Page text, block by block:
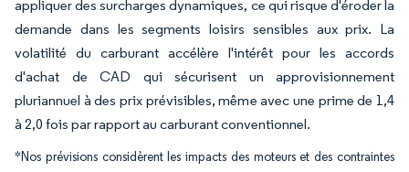
appliquer des surcharges dynamiques, ce qui risque d'éroder la
demande dans les segments loisirs sensibles aux prix. La
volatilité du carburant accélère l'intérêt pour les accords
d'achat de CAD qui sécurisent un approvisionnement
pluriannuel à des prix prévisibles, même avec une prime de 1,4
à 2,0 fois par rapport au carburant conventionnel.
*Nos prévisions considèrent les impacts des moteurs et des contraintes